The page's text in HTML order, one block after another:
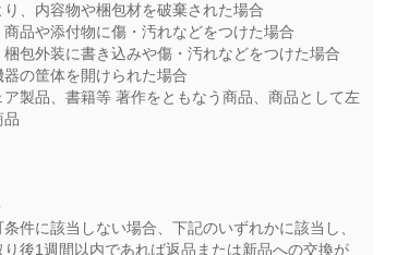
り、内容物や梱包材を破棄された場合
商品や添付物に傷・汚れなどをつけた場合
梱包外装に書き込みや傷・汚れなどをつけた場合
器の筐体を開けられた場合
ア製品、書籍等 著作をともなう商品、商品として左
品
件に該当しない場合、下記のいずれかに該当し、
後1週間以内であれば返品または新品への交換が